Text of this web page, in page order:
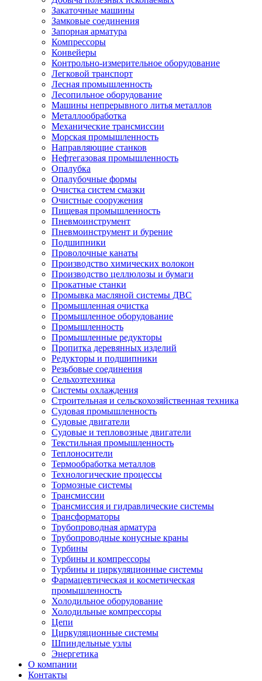
Закаточные машины
Замковые соединения
Запорная арматура
Компрессоры
Конвейеры
Контрольно-измерительное оборудование
Легковой транспорт
Лесная промышленность
Лесопильное оборудование
Машины непрерывного литья металлов
Металлообработка
Механические трансмиссии
Морская промышленность
Направляющие станков
Нефтегазовая промышленность
Опалубка
Опалубочные формы
Очистка систем смазки
Очистные сооружения
Пищевая промышленность
Пневмоинструмент
Пневмоинструмент и бурение
Подшипники
Проволочные канаты
Производство химических волокон
Производство целлюлозы и бумаги
Прокатные станки
Промывка масляной системы ДВС
Промышленная очистка
Промышленное оборудование
Промышленность
Промышленные редукторы
Пропитка деревянных изделий
Редукторы и подшипники
Резьбовые соединения
Сельхозтехника
Системы охлаждения
Строительная и сельскохозяйственная техника
Судовая промышленность
Судовые двигатели
Судовые и тепловозные двигатели
Текстильная промышленность
Теплоносители
Термообработка металлов
Технологические процессы
Тормозные системы
Трансмиссии
Трансмиссия и гидравлические системы
Трансформаторы
Трубопроводная арматура
Трубопроводные конусные краны
Турбины
Турбины и компрессоры
Турбины и циркуляционные системы
Фармацевтическая и косметическая
промышленность
Холодильное оборудование
Холодильные компрессоры
Цепи
Циркуляционные системы
Шпиндельные узлы
Энергетика
О компании
Контакты